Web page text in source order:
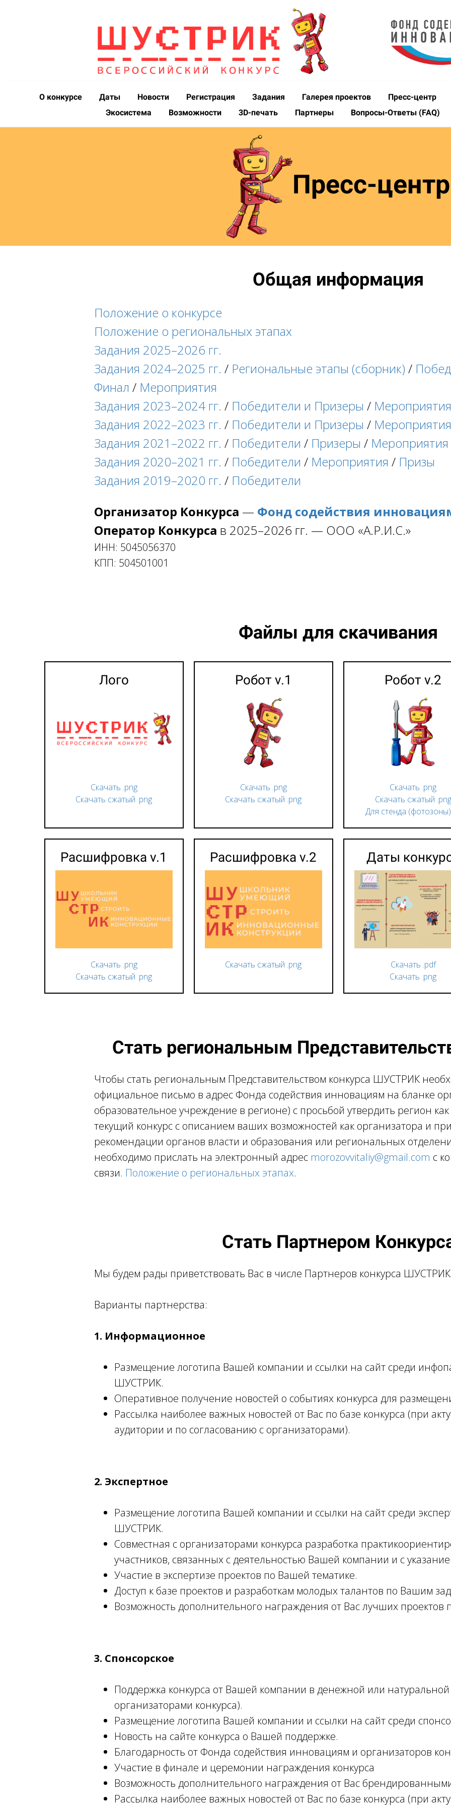
О конкурсе Даты Новости Регистрация Задания Галерея проектов
Пресс-центр
Экосистема
Возможности 3D-печать Партнеры Вопросы-Ответы (FAQ)
Пресс-центр
Общая информация
Положение о конкурсе
Положение о региональных этапах
Задания 2025–2026 гг.
Задания 2024–2025 гг. / Региональные этапы (сборник) /
Финал / Мероприятия
Задания 2023–2024 гг. / Победители и Призеры / Мероприятия
Задания 2022–2023 гг. / Победители и Призеры / Мероприятия
Задания 2021–2022 гг. / Победители / Призеры / Мероприятия
Задания 2020–2021 гг. / Победители / Мероприятия / Призы
Задания 2019–2020 гг. / Победители
Организатор Конкурса — Фонд содействия
Оператор Конкурса в 2025–2026 гг. — ООО «А.Р.И.С.»
ИНН: 5045056370
КПП: 504501001
Файлы для скачивания
Лого
Скачать .png
Скачать сжатый .png
Робот v.1
Скачать .png
Скачать сжатый .png
Робот v.2
Скачать .png
Скачать сжатый .png
Для стенда
Расшифровка v.1
Скачать .png
Скачать сжатый .png
Расшифровка v.2
Скачать сжатый .png
Даты
Скачать .pdf
Скачать .png
Стать региональным
Чтобы стать региональным Представительством конкурса ШУСТРИК
официальное письмо в адрес Фонда содействия инновациям на бланке
образовательное учреждение в регионе) с просьбой утвердить регион
текущий конкурс с описанием ваших возможностей как организатора и
рекомендации органов власти и образования или региональных
необходимо прислать на электронный адрес morozovvitaliy@gmail.com с
связи. Положение о региональных этапах.
Стать Партнером
Мы будем рады приветствовать Вас в числе Партнеров конкурса
Варианты партнерства:
1. Информационное
Размещение логотипа Вашей компании и ссылки на сайт среди
ШУСТРИК.
Оперативное получение новостей о событиях конкурса для
Рассылка наиболее важных новостей от Вас по базе конкурса (при
аудитории и по согласованию с организаторами).
2. Экспертное
Размещение логотипа Вашей компании и ссылки на сайт среди
ШУСТРИК.
Совместная с организаторами конкурса разработка
участников, связанных с деятельностью Вашей компании и с
Участие в экспертизе проектов по Вашей тематике.
Доступ к базе проектов и разработкам молодых талантов по Вашим
Возможность дополнительного награждения от Вас лучших
3. Спонсорское
Поддержка конкурса от Вашей компании в денежной или
организаторами конкурса).
Размещение логотипа Вашей компании и ссылки на сайт среди
Новость на сайте конкурса о Вашей поддержке.
Благодарность от Фонда содействия инновациям и организаторов
Участие в финале и церемонии награждения конкурса
Возможность дополнительного награждения от Вас
Рассылка наиболее важных новостей от Вас по базе конкурса (при